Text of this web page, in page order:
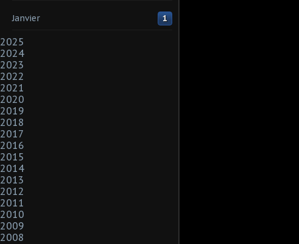
Janvier 1
2025
2024
2023
2022
2021
2020
2019
2018
2017
2016
2015
2014
2013
2012
2011
2010
2009
2008